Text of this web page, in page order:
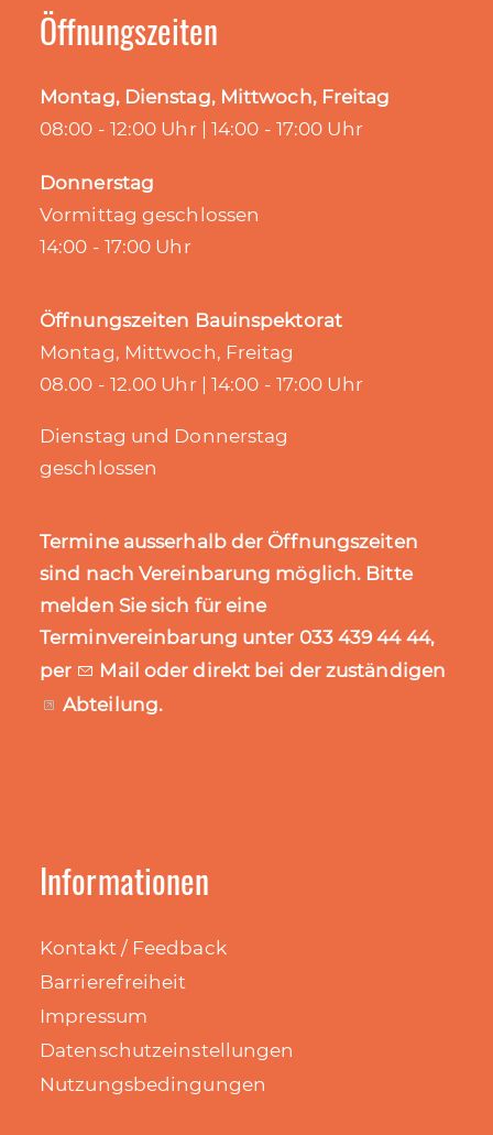
Öffnungszeiten
Montag, Dienstag, Mittwoch, Freitag
08:00 - 12:00 Uhr | 14:00 - 17:00 Uhr
Donnerstag
Vormittag geschlossen
14:00 - 17:00 Uhr
Öffnungszeiten Bauinspektorat
Montag, Mittwoch, Freitag
08.00 - 12.00 Uhr | 14:00 - 17:00 Uhr
Dienstag und Donnerstag
geschlossen
Termine ausserhalb der Öffnungszeiten
sind nach Vereinbarung möglich. Bitte
melden Sie sich für eine
Terminvereinbarung unter 033 439 44 44,
per
Mail oder direkt bei der zuständigen
Abteilung.
Informationen
Kontakt / Feedback
Barrierefreiheit
Impressum
Datenschutzeinstellungen
Nutzungsbedingungen